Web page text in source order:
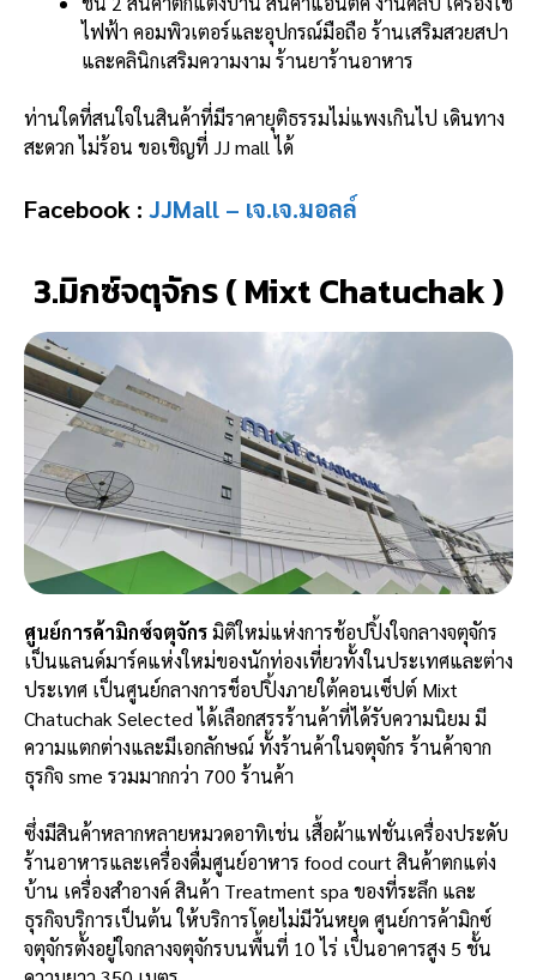
ไฟฟ้า คอมพิวเตอร์และอุปกรณ์มือถือ ร้านเสริมสวยสปา
และคลินิกเสริมความงาม ร้านยาร้านอาหาร
ท่านใดที่สนใจในสินค้าที่มีราคายุติธรรมไม่แพงเกินไป เดินทาง
สะดวก ไม่ร้อน ขอเชิญที่ JJ mall ได้
Facebook : JJMall – เจ.เจ.มอลล์
3.มิกซ์จตุจักร ( Mixt Chatuchak )
ศูนย์การค้ามิกซ์จตุจักรมิติใหม่แห่งการช้อปปิ้งใจกลางจตุจักร
เป็นแลนด์มาร์คแห่งใหม่ของนักท่องเที่ยวทั้งในประเทศและต่าง
ประเทศ เป็นศูนย์กลางการช็อปปิ้งภายใต้คอนเซ็ปต์ Mixt
Chatuchak Selected ได้เลือกสรรร้านค้าที่ได้รับความนิยม มี
ความแตกต่างและมีเอกลักษณ์ ทั้งร้านค้าในจตุจักร ร้านค้าจาก
ธุรกิจ sme รวมมากกว่า 700 ร้านค้า
ซึ่งมีสินค้าหลากหลายหมวดอาทิเช่น เสื้อผ้าแฟชั่นเครื่องประดับ
ร้านอาหารและเครื่องดื่มศูนย์อาหาร food court สินค้าตกแต่ง
บ้าน เครื่องสำอางค์ สินค้า Treatment spa ของที่ระลึก และ
ธุรกิจบริการเป็นต้น ให้บริการโดยไม่มีวันหยุด ศูนย์การค้ามิกซ์
จตุจักรตั้งอยู่ใจกลางจตุจักรบนพื้นที่ 10 ไร่ เป็นอาคารสูง 5 ชั้น